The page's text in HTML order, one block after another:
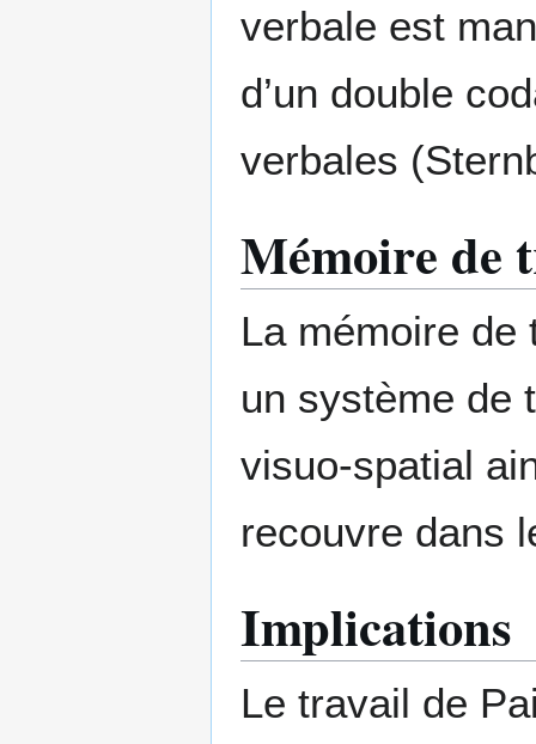
verbale est
d’un double
verbales
Mémoire de
La mémoire de
un système de
visuo-spatial
recouvre dans
Implications
Le travail de